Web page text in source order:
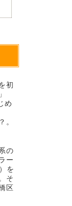
初
め
。
の
ー
を
そ
区